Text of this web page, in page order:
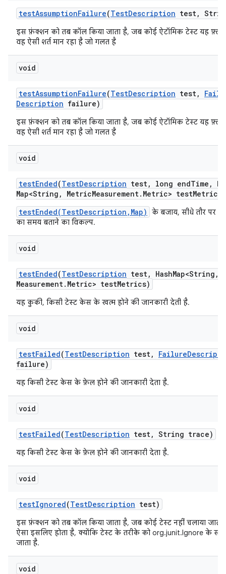
testAssumptionFailure(TestDescription test,
इस फ़ंक्शन को तब कॉल किया जाता है, जब कोई ऐटॉमिक टेस्ट यह
वह ऐसी शर्त मान रहा है जो गलत है
void
testAssumptionFailure(TestDescription test,
Description failure)
इस फ़ंक्शन को तब कॉल किया जाता है, जब कोई ऐटॉमिक टेस्ट यह
वह ऐसी शर्त मान रहा है जो गलत है
void
testEnded(TestDescription test, long endTime ,
Map<String , MetricMeasurement. Metric> testMetrics)
testEnded(TestDescription,Map)
के बजाय, सीधे तौर पर
का समय बताने का विकल्प.
void
testEnded(TestDescription test, HashMap<String ,
Measurement. Metric> testMetrics)
यह कुकी, किसी टेस्ट केस के खत्म होने की जानकारी देती है.
void
testFailed(TestDescription test, Failure
failure)
यह किसी टेस्ट केस के फ़ेल होने की जानकारी देता है.
void
testFailed(TestDescription test, String trace)
यह किसी टेस्ट केस के फ़ेल होने की जानकारी देता है.
void
testIgnored(TestDescription test)
इस फ़ंक्शन को तब कॉल किया जाता है, जब कोई टेस्ट नहीं चलाया
ऐसा इसलिए होता है, क्योंकि टेस्ट के तरीके को org.junit.Ignore के
जाता है.
void